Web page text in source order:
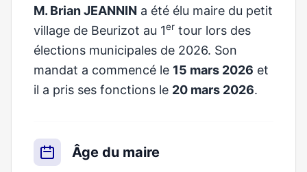
M. Brian JEANNIN a été élu maire du petit
village de Beurizot au 1er tour lors des
élections municipales de 2026. Son
mandat a commencé le 15 mars 2026 et
il a pris ses fonctions le 20 mars 2026.
Âge du maire